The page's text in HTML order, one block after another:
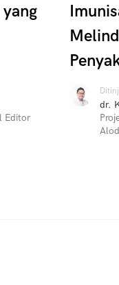
Editor
dr.